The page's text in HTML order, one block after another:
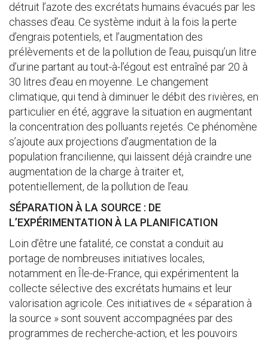
détruit l’azote des excrétats humains évacués par les
chasses d’eau. Ce système induit à la fois la perte
d’engrais potentiels, et l’augmentation des
prélèvements et de la pollution de l’eau, puisqu’un litre
d’urine partant au tout-à-l’égout est entraîné par 20 à
30 litres d’eau en moyenne. Le changement
climatique, qui tend à diminuer le débit des rivières, en
particulier en été, aggrave la situation en augmentant
la concentration des polluants rejetés. Ce phénomène
s’ajoute aux projections d’augmentation de la
population francilienne, qui laissent déjà craindre une
augmentation de la charge à traiter et,
potentiellement, de la pollution de l’eau.
SÉPARATION À LA SOURCE : DE
L’EXPÉRIMENTATION À LA PLANIFICATION
Loin d’être une fatalité, ce constat a conduit au
portage de nombreuses initiatives locales,
notamment en Île-de-France, qui expérimentent la
collecte sélective des excrétats humains et leur
valorisation agricole. Ces initiatives de « séparation à
la source » sont souvent accompagnées par des
programmes de recherche-action, et les pouvoirs